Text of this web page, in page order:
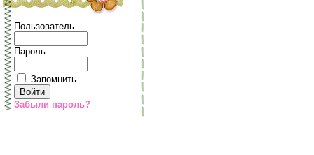
Пользователь
Пароль
Запомнить
Забыли пароль?